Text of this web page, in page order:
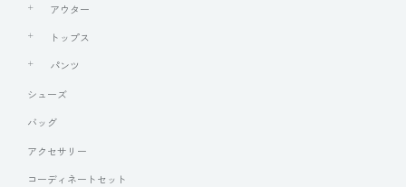
アウター
トップス
パンツ
シューズ
バッグ
アクセサリー
コーディネートセット